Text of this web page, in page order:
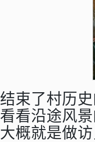
结束了村历
看看沿途风
大概就是做